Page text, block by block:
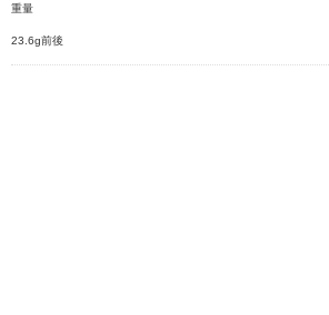
重量
23.6g前後